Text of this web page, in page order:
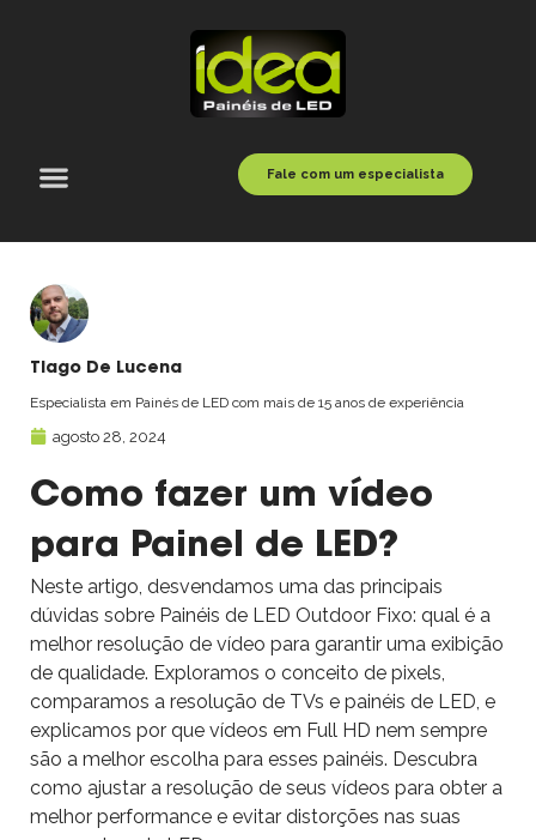
Fale com um especialista
Tiago De Lucena
Especialista em Painés de LED com mais de 15 anos de experiência
agosto 28, 2024
Como fazer um vídeo
para Painel de LED?
Neste artigo, desvendamos uma das principais
dúvidas sobre Painéis de LED Outdoor Fixo: qual é a
melhor resolução de vídeo para garantir uma exibição
de qualidade. Exploramos o conceito de pixels,
comparamos a resolução de TVs e painéis de LED, e
explicamos por que vídeos em Full HD nem sempre
são a melhor escolha para esses painéis. Descubra
como ajustar a resolução de seus vídeos para obter a
melhor performance e evitar distorções nas suas